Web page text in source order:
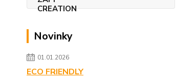
Novinky
01.01.2026
ECO FRIENDLY